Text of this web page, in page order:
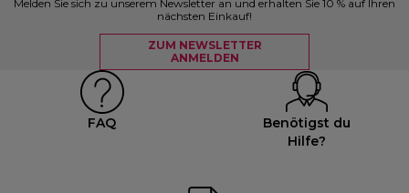
Melden Sie sich zu unserem Newsletter an und erhalten Sie 10 % auf Ihren
nächsten Einkauf!
ZUM NEWSLETTER
ANMELDEN
FAQ
Benötigst du
Hilfe?